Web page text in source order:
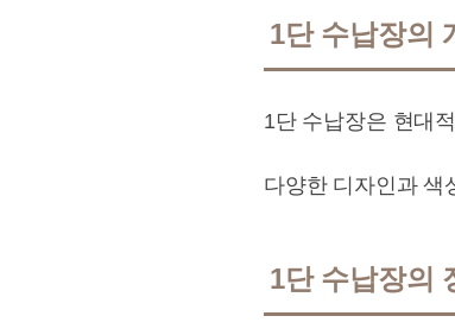
1단 수납장의
1단 수납장은 현대
다양한 디자인과 색
1단 수납장의